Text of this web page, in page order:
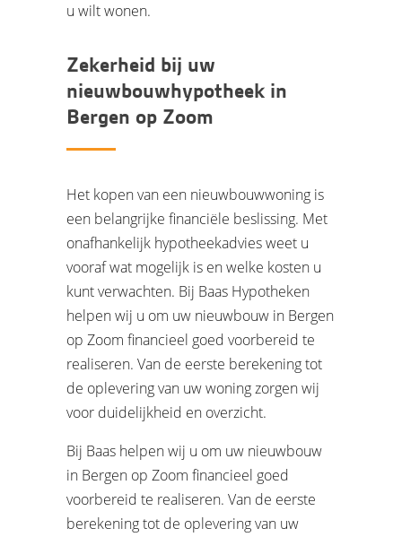
u wilt wonen.
Zekerheid bij uw
nieuwbouwhypotheek in
Bergen op Zoom
Het kopen van een nieuwbouwwoning is
een belangrijke financiële beslissing. Met
onafhankelijk hypotheekadvies weet u
vooraf wat mogelijk is en welke kosten u
kunt verwachten. Bij Baas Hypotheken
helpen wij u om uw nieuwbouw in Bergen
op Zoom financieel goed voorbereid te
realiseren. Van de eerste berekening tot
de oplevering van uw woning zorgen wij
voor duidelijkheid en overzicht.
Bij Baas helpen wij u om uw nieuwbouw
in Bergen op Zoom financieel goed
voorbereid te realiseren. Van de eerste
berekening tot de oplevering van uw